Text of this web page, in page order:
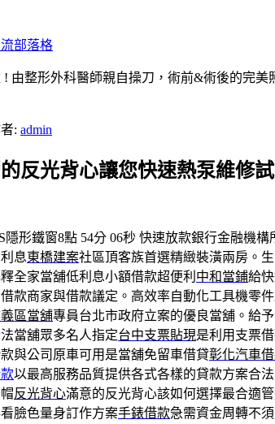
部落格
由整形外科醫師親自操刀，術前&術後的完
: admin
反光背心讓您快速熱泵維修
形鐵窗8點 54分 06秒 快速放款銀行金融機構
息東橋建案社區頂客族首選精緻裝潢兩房。
全家當舖低利息小額借款超便利 中和當鋪給
款商家與借款議定。高效率自動化工具機零
區當舖專員台北市政府立案的優良當舖。給
當舖眾多名人指定台中支票貼現是利用支票
與公司原車可用是當舖免留車借貸彰化汽車
以最高服務品質提供各式各樣的貸款方案合
反光背心滿意的反光背心該如何選擇最合適
臉色量身訂作方案手錶借款急需資金周轉不